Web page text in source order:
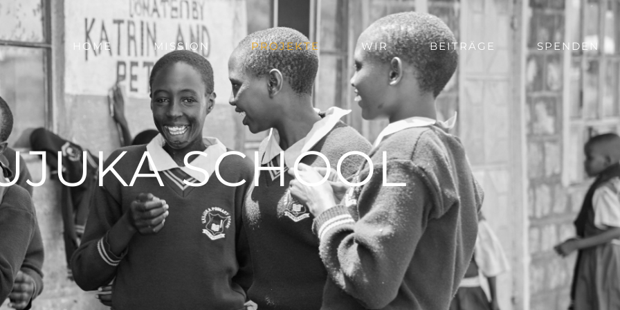
HOME MISSION PROJEKTE WIR BEITRÄGE SPENDEN
SCHOOL